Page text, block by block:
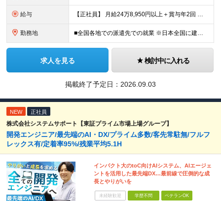
給与 【正社員】 月給24万8,950円以上＋賞与年2回 ※年齢・経験・スキル等を考慮の上、当社規定により決定します。 ※残業代、通勤交通費は別途全額支給しています。 【契約社員】 月給28万2,080円
勤務地 ■全国各地での派遣先での就業 ※日本全国に建設技術者のニーズがあります。U・Iターン希望の方も歓迎しておりますので、ご希望を気軽にお聞かせください。 ◆本社／東京都港区赤坂3-8-15 THE AK
求人を見る 検討中に入れる
掲載終了予定日： 2026.09.03
NEW 正社員
株式会社システムサポート【東証プライム市場上場グループ】
開発エンジニア/最先端のAI・DX/プライム多数/客先常駐無/フルフ
レックス有/定着率95%/残業平均5.1H
インパクト大のtoC向けAIシステム、AIエージェ
ントを活用した最先端DX…最前線で圧倒的な成
長とやりがいを
未経験歓迎 学歴不問 ベテランOK